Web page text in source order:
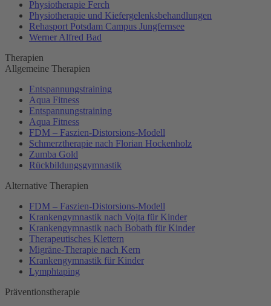
Physiotherapie Ferch
Physiotherapie und Kiefergelenksbehandlungen
Rehasport Potsdam Campus Jungfernsee
Werner Alfred Bad
Therapien
Allgemeine Therapien
Entspannungstraining
Aqua Fitness
Entspannungstraining
Aqua Fitness
FDM – Faszien-Distorsions-Modell
Schmerztherapie nach Florian Hockenholz
Zumba Gold
Rückbildungsgymnastik
Alternative Therapien
FDM – Faszien-Distorsions-Modell
Krankengymnastik nach Vojta für Kinder
Krankengymnastik nach Bobath für Kinder
Therapeutisches Klettern
Migräne-Therapie nach Kern
Krankengymnastik für Kinder
Lymphtaping
Präventionstherapie